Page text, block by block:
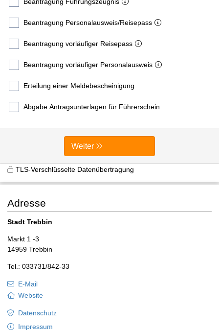
Beantragung Personalausweis/Reisepass
Beantragung vorläufiger Reisepass
Beantragung vorläufiger Personalausweis
Erteilung einer Meldebescheinigung
Abgabe Antragsunterlagen für Führerschein
Weiter
TLS-Verschlüsselte Datenübertragung
Adresse
Stadt Trebbin
Markt 1 -3
14959 Trebbin
Tel.: 033731/842-33
E-Mail
Website
Datenschutz
Impressum